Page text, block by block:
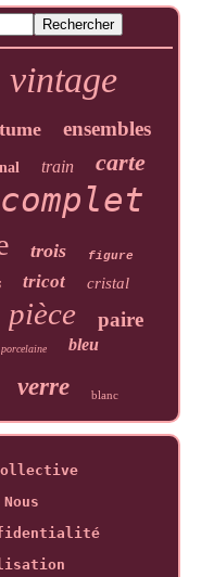
vintage
ensembles
train carte
complet
trois figure
tricot cristal
pièce paire
porcelaine bleu
verre blanc